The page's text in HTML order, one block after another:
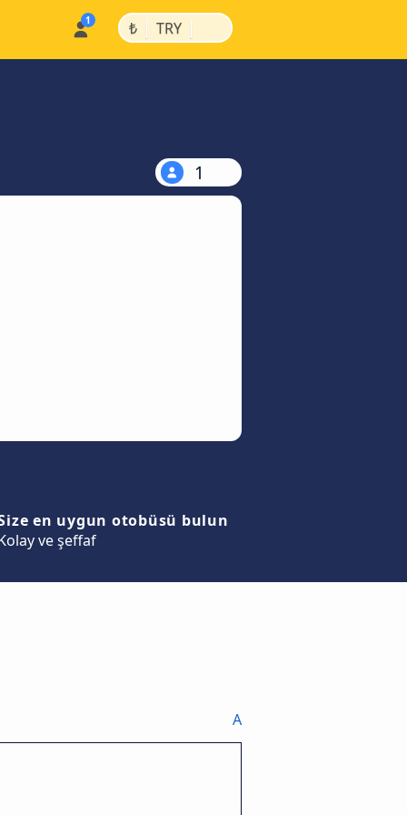
₺ | TRY |
1
en uygun otobüsü bulun
ve şeffaf
A